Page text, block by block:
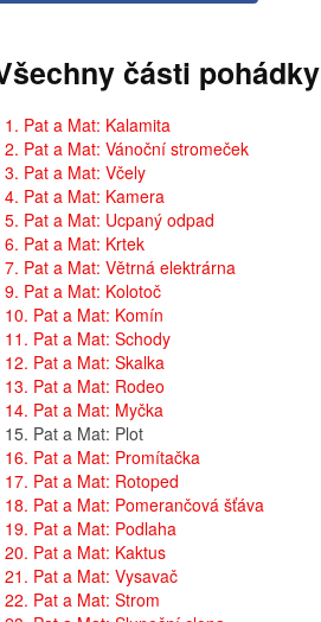
části pohádky
1. Pat a Mat: Kalamita
2. Pat a Mat: Vánoční stromeček
3. Pat a Mat: Včely
4. Pat a Mat: Kamera
5. Pat a Mat: Ucpaný odpad
6. Pat a Mat: Krtek
7. Pat a Mat: Větrná elektrárna
9. Pat a Mat: Kolotoč
10. Pat a Mat: Komín
11. Pat a Mat: Schody
12. Pat a Mat: Skalka
13. Pat a Mat: Rodeo
14. Pat a Mat: Myčka
15. Pat a Mat: Plot
16. Pat a Mat: Promítačka
17. Pat a Mat: Rotoped
18. Pat a Mat: Pomerančová šťáva
19. Pat a Mat: Podlaha
20. Pat a Mat: Kaktus
21. Pat a Mat: Vysavač
22. Pat a Mat: Strom